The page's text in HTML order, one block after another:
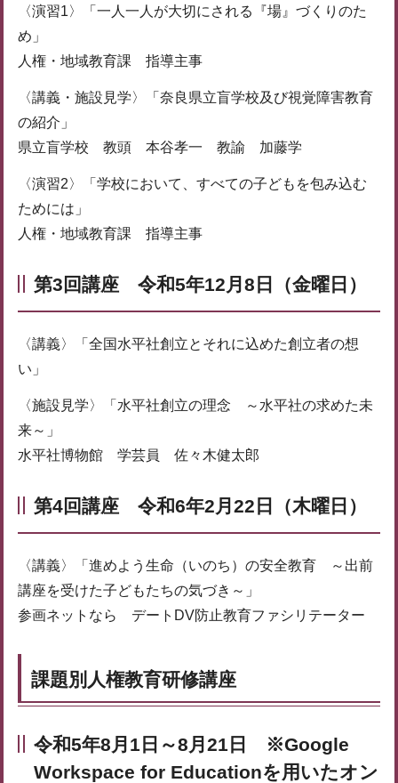
〈演習1〉「一人一人が大切にされる『場』づくりのた
め」
人権・地域教育課 指導主事
〈講義・施設見学〉「奈良県立盲学校及び視覚障害教育
の紹介」
県立盲学校 教頭 本谷孝一 教諭 加藤学
〈演習2〉「学校において、すべての子どもを包み込む
ためには」
人権・地域教育課 指導主事
第3回講座 令和5年12月8日（金曜日）
〈講義〉「全国水平社創立とそれに込めた創立者の想
い」
〈施設見学〉「水平社創立の理念 ～水平社の求めた未
来～」
水平社博物館 学芸員 佐々木健太郎
第4回講座 令和6年2月22日（木曜日）
〈講義〉「進めよう生命（いのち）の安全教育 ～出前
講座を受けた子どもたちの気づき～」
参画ネットなら デートDV防止教育ファシリテーター
課題別人権教育研修講座
令和5年8月1日～8月21日 ※Google
Workspace for Educationを用いたオン